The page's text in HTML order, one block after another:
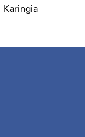
Karingia